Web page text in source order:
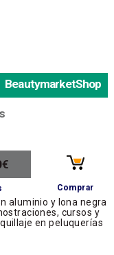
BeautymarketShop
Comprar
aluminio y lona negra
cursos y
en peluquerías